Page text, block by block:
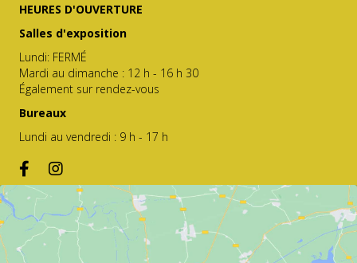
HEURES D'OUVERTURE
Salles d'exposition
Lundi: FERMÉ
Mardi au dimanche : 12 h - 16 h 30
Également sur rendez-vous
Bureaux
Lundi au vendredi : 9 h - 17 h